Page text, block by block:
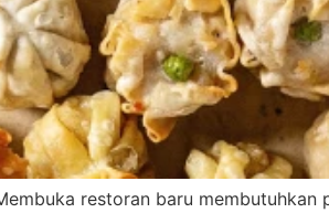
restoran baru